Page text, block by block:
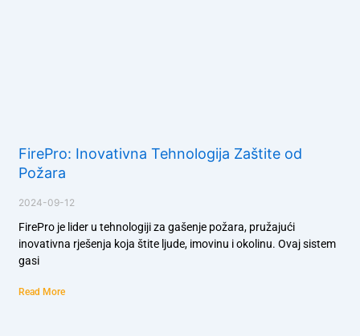
FirePro: Inovativna Tehnologija Zaštite od
Požara
2024-09-12
FirePro je lider u tehnologiji za gašenje požara, pružajući
inovativna rješenja koja štite ljude, imovinu i okolinu. Ovaj sistem
gasi
Read More